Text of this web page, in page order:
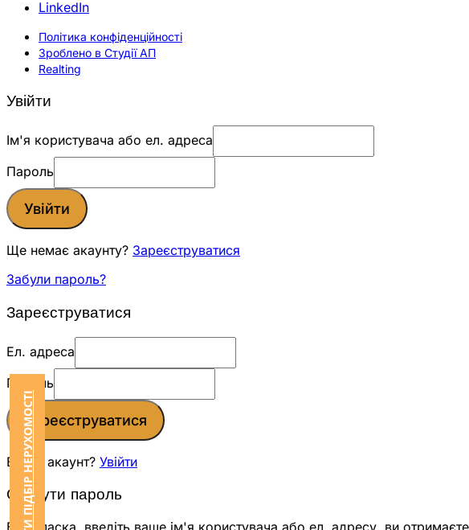
LinkedIn
Політика конфіденційності
Зроблено в Студії АП
Realting
ЗАМОВИТИ ПІДБІР НЕРУХОМОСТІ
Увійти
Ім'я користувача або ел. адреса
Пароль
Увійти
Ще немає акаунту? Зареєструватися
Забули пароль?
Зареєструватися
Ел. адреса
Пароль
Зареєструватися
Вже є акаунт? Увійти
Скинути пароль
Будь ласка, введіть ваше ім'я користувача або ел. адресу, ви